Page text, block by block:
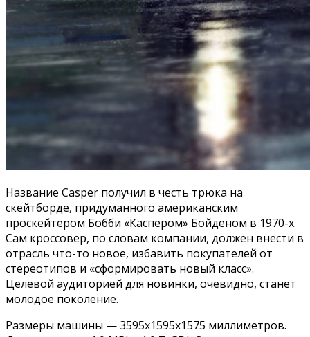
Название Casper получил в честь трюка на
скейтборде, придуманного американским
проскейтером Бобби «Каспером» Бойденом в 1970-х.
Сам кроссовер, по словам компании, должен внести в
отрасль что-то новое, избавить покупателей от
стереотипов и «сформировать новый класс».
Целевой аудиторией для новинки, очевидно, станет
молодое поколение.
Размеры машины — 3595x1595x1575 миллиметров.